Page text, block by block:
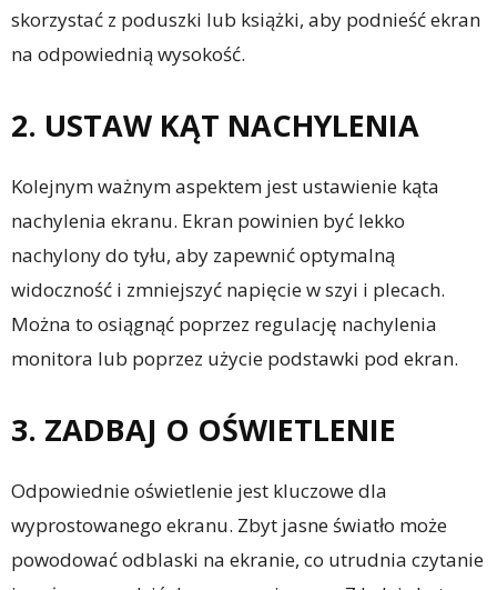
skorzystać z poduszki lub książki, aby podnieść ekran
na odpowiednią wysokość.
2. USTAW KĄT NACHYLENIA
Kolejnym ważnym aspektem jest ustawienie kąta
nachylenia ekranu. Ekran powinien być lekko
nachylony do tyłu, aby zapewnić optymalną
widoczność i zmniejszyć napięcie w szyi i plecach.
Można to osiągnąć poprzez regulację nachylenia
monitora lub poprzez użycie podstawki pod ekran.
3. ZADBAJ O OŚWIETLENIE
Odpowiednie oświetlenie jest kluczowe dla
wyprostowanego ekranu. Zbyt jasne światło może
powodować odblaski na ekranie, co utrudnia czytanie